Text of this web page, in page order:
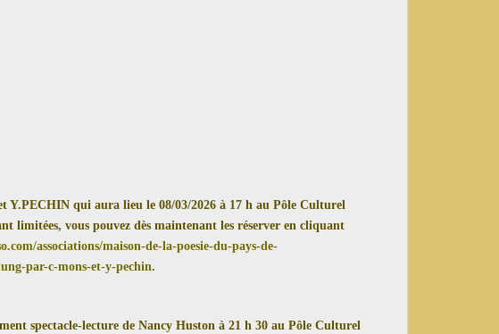
Y.PECHIN qui aura lieu le 08/03/2026 à 17 h au Pôle Culturel
limitées, vous pouvez dès maintenant les réserver en cliquant
associations/maison-de-la-poesie-du-pays-de-
par-c-mons-et-y-pechin.
spectacle-lecture de Nancy Huston à 21 h 30 au Pôle Culturel